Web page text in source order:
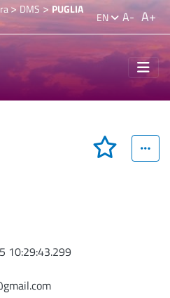
>DMS > PUGLIA
EN A- A+
10:29:43.299